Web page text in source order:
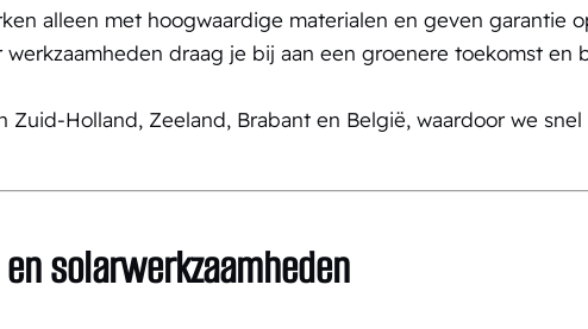
alleen met hoogwaardige materialen en geven garantie
werkzaamheden draag je bij aan een groenere toekomst en
Zuid-Holland, Zeeland, Brabant en België, waardoor we
solarwerkzaamheden